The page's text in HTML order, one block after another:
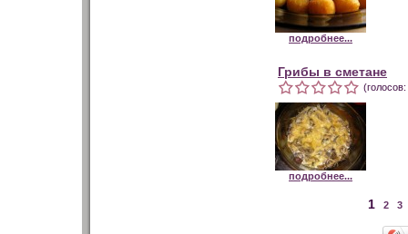
подробнее...
Грибы в сметане
подробнее...
1 2 3